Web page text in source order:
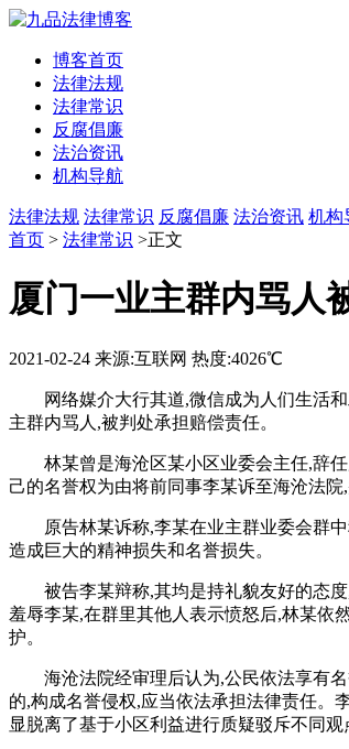
博客首页
法律法规
法律常识
反腐倡廉
法治资讯
机构导航
法律法规 法律常识 反腐倡廉 法治资讯 机构
首页 > 法律常识 >正文
厦门一业主群内骂人
2021-02-24 来源:互联网 热度:4026℃
网络媒介大行其道,微信成为人们生活
主群内骂人,被判处承担赔偿责任。
林某曾是海沧区某小区业委会主任,辞
己的名誉权为由将前同事李某诉至海沧法
原告林某诉称,李某在业主群业委会群
造成巨大的精神损失和名誉损失。
被告李某辩称,其均是持礼貌友好的态
羞辱李某,在群里其他人表示愤怒后,林某依
护。
海沧法院经审理后认为,公民依法享有
的,构成名誉侵权,应当依法承担法律责任。
显脱离了基于小区利益进行质疑驳斥不同观